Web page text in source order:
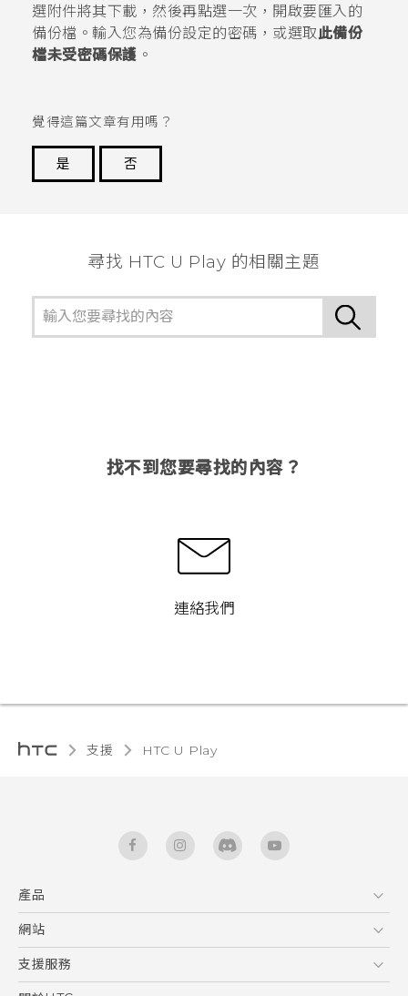
選附件將其下載，然後再點選一次，開啟要匯入的
備份檔。輸入您為備份設定的密碼，或選取 此備份
檔未受密碼保護 。
覺得這篇文章有用嗎？
是
否
尋找 HTC U Play 的相關主題
找不到您要尋找的內容？
連絡我們
支援 HTC U Play‎
產品
5G
智能手機
區塊鍊手機
網站
HTC Dev
HTC Research
支援服務